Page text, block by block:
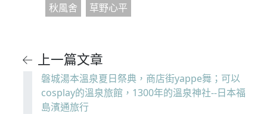
秋風舍
草野心平
← 上一篇文章
磐城湯本溫泉夏日祭典，商店街yappe舞；可以
cosplay的溫泉旅館，1300年的溫泉神社--日本福
島濱通旅行